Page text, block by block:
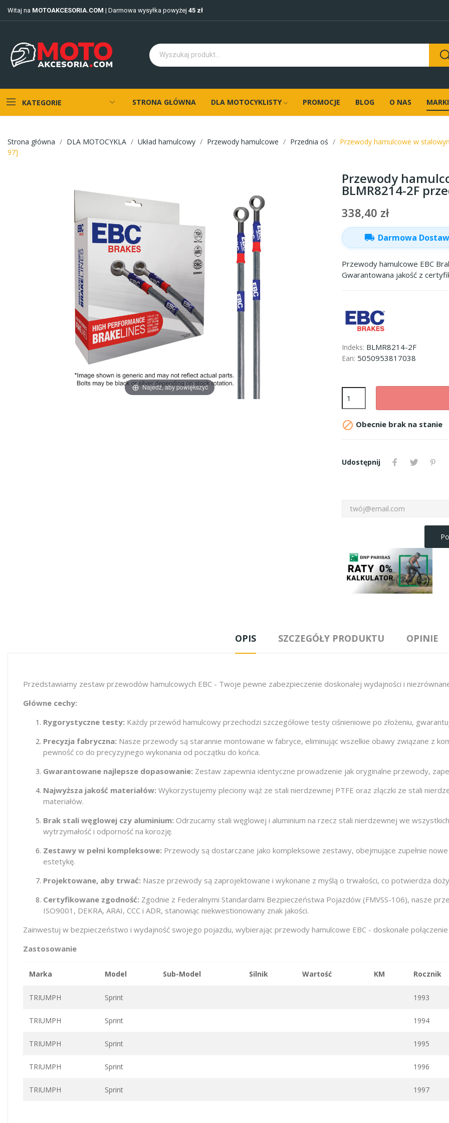
Witaj na MOTOAKCESORIA.COM | Darmowa wysyłka powyżej 45 zł
KATEGORIE STRONA GŁÓWNA DLA MOTOCYKLISTY PROMOCJE BLOG O NAS MARKI
Strona główna DLA MOTOCYKLA Układ hamulcowy Przewody hamulcowe Przednia oś
Przewody hamulcowe w
97]
Najedź, aby powiększyć
Przewody
BLMR8214-2F
338,40 zł
local_shipping Darmowa
Przewody hamulcowe EBC
Gwarantowana jakość z
Indeks: BLMR8214-2F
Ean: 5050953817038
 Obecnie brak na stanie
Udostępnij
OPIS SZCZEGÓŁY PRODUKTU OPINIE
Przedstawiamy zestaw przewodów hamulcowych EBC - Twoje pewne zabezpieczenie doskonałej wydajności i
Główne cechy:
Rygorystyczne testy: Każdy przewód hamulcowy przechodzi szczegółowe testy ciśnieniowe po złożeniu,
Precyzja fabryczna: Nasze przewody są starannie montowane w fabryce, eliminując wszelkie obawy związane z
pewność co do precyzyjnego wykonania od początku do końca.
Gwarantowane najlepsze dopasowanie: Zestaw zapewnia identyczne prowadzenie jak oryginalne przewody,
Najwyższa jakość materiałów: Wykorzystujemy pleciony wąż ze stali nierdzewnej PTFE oraz złączki ze stali
materiałów.
Brak stali węglowej czy aluminium: Odrzucamy stali węglowej i aluminium na rzecz stali nierdzewnej we
wytrzymałość i odporność na korozję.
Zestawy w pełni kompleksowe: Przewody są dostarczane jako kompleksowe zestawy, obejmujące zupełnie
estetykę.
Projektowane, aby trwać: Nasze przewody są zaprojektowane i wykonane z myślą o trwałości, co potwierdza
Certyfikowane zgodność: Zgodnie z Federalnymi Standardami Bezpieczeństwa Pojazdów (FMVSS-106), nasze
ISO9001, DEKRA, ARAI, CCC i ADR, stanowiąc niekwestionowany znak jakości.
Zainwestuj w bezpieczeństwo i wydajność swojego pojazdu, wybierając przewody hamulcowe EBC - doskonałe
Zastosowanie
Marka Model Sub-Model Silnik Wartość KM Rocznik
TRIUMPH Sprint 1993
TRIUMPH Sprint 1994
TRIUMPH Sprint 1995
TRIUMPH Sprint 1996
TRIUMPH Sprint 1997